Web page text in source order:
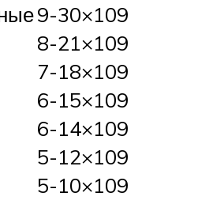
9-30×109
8-21×109
7-18×109
6-15×109
6-14×109
5-12×109
5-10×109